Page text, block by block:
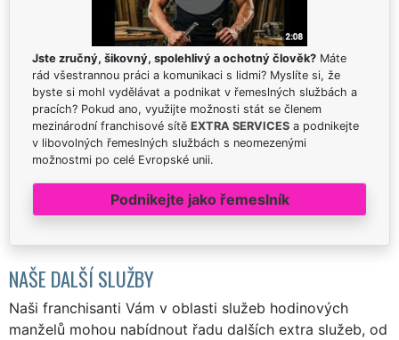
Jste zručný, šikovný, spolehlivý a ochotný člověk? Máte
rád všestrannou práci a komunikaci s lidmi? Myslíte si, že
byste si mohl vydělávat a podnikat v řemeslných službách a
pracích? Pokud ano, využijte možnosti stát se členem
mezinárodní franchisové sítě EXTRA SERVICES a podnikejte
v libovolných řemeslných službách s neomezenými
možnostmi po celé Evropské unii.
Podnikejte jako řemeslník
NAŠE DALŠÍ SLUŽBY
Naši franchisanti Vám v oblasti služeb hodinových
manželů mohou nabídnout řadu dalších extra služeb, od